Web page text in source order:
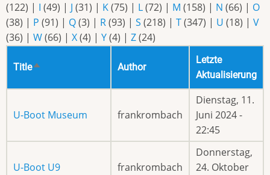
(122) | I (49) | J (31) | K(75) | L(72) | M (158) | N (66) | O
(38) | P (91) | Q(3) | R(93) | S (218) | T(347) | U (18) | V
(36) | W(66) | X(4) | Y(4) | Z(24)
TitleAbsteigend
Author
Letzte
Aktualisierung
U-Boot Museum frankrombach
Dienstag, 11.
Juni 2024 -
22:45
U-Boot U9 frankrombach
Donnerstag,
24. Oktober